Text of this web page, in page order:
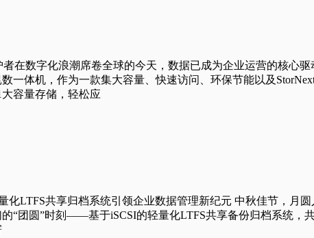
在数字化浪潮席卷全球的今天，数据已成为企业运营的核心
一体机，作为一款集大容量、快速访问、环保节能以及
容量存储，轻松应
化LTFS共享归档系统引领企业数据管理新纪元 中秋佳节，月
“团圆”时刻——基于iSCSI的轻量化LTFS共享备份归档系统，